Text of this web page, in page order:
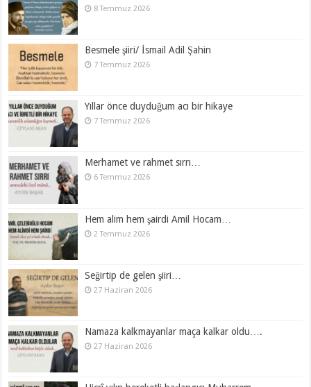
8 Temmuz 2026
Besmele şiiri/ İsmail Adil Şahin
7 Temmuz 2026
Yıllar önce duyduğum acı bir hikaye
7 Temmuz 2026
Merhamet ve rahmet sırrı…
6 Temmuz 2026
Hem alim hem şairdi Amil Hocam…
2 Temmuz 2026
Seğirtip de gelen şiiri…
27 Haziran 2026
Namaza kalkmayanlar maça kalkar oldu….
27 Haziran 2026